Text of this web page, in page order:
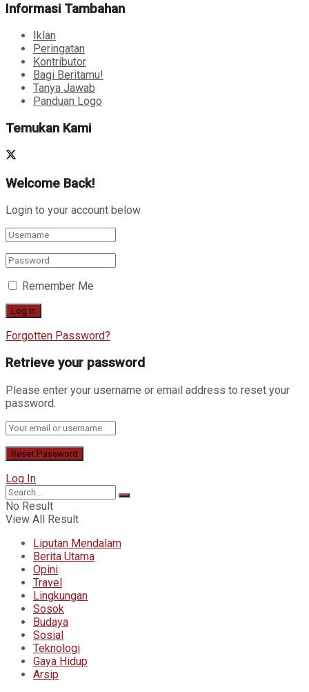
Informasi Tambahan
Iklan
Peringatan
Kontributor
Bagi Beritamu!
Tanya Jawab
Panduan Logo
Temukan Kami
Welcome Back!
Login to your account below
Remember Me
Forgotten Password?
Retrieve your password
Please enter your username or email address to reset your
password.
Log In
No Result
View All Result
Liputan Mendalam
Berita Utama
Opini
Travel
Lingkungan
Sosok
Budaya
Sosial
Teknologi
Gaya Hidup
Arsip